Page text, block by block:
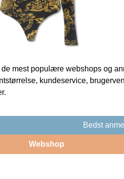
mest populære webshops og
kundeservice,
Bedst
Webshop